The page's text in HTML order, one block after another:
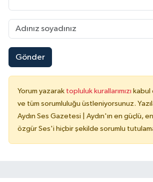
Gönder
Yorum yazarak topluluk kurallarımızı kabul
ve tüm sorumluluğu üstleniyorsunuz.
Aydın Ses Gazetesi | Aydın'ın en güçlü,
özgür Ses'i hiçbir şekilde sorumlu